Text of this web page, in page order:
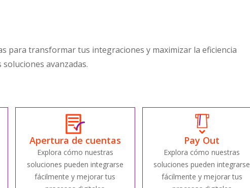
para transformar tus integraciones y maximizar la eficiencia
avanzadas.
Apertura de cuentas
Explora cómo nuestras
soluciones pueden integrarse
fácilmente y mejorar tus
Pay Out
Explora cómo nuestras
soluciones pueden integrarse
fácilmente y mejorar tus